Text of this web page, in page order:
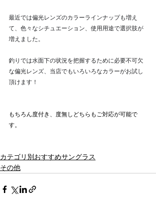
最近では偏光レンズのカラーラインナップも増え
て、色々なシチュエーション、使用用途で選択肢が
増えました。
釣りでは水面下の状況を把握するために必要不可欠
な偏光レンズ、当店でもいろいろなカラーがお試し
頂けます！
もちろん度付き、度無しどちらもご対応が可能で
す。
カテゴリ別おすすめサングラス
その他